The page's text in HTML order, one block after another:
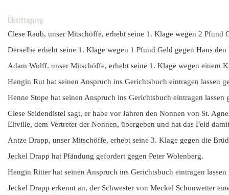
Übertragung
Clese Raub, unser Mitschöffe, erhebt seine 1. Klage wegen 2 Pfund
Derselbe erhebt seine 1. Klage wegen 1 Pfund Geld gegen Hans
Adam Wolff, unser Mitschöffe, erhebt seine 1. Klage wegen einem
Hengin Rut hat seinen Anspruch ins Gerichtsbuch eintragen lassen
Henne Stope hat seinen Anspruch ins Gerichtsbuch eintragen lassen
Clese Seidendistel sagt, er habe vor Jahren den Nonnen von St.
Eltville, dem Vertreter der Nonnen, übergeben und hat das Feld
Antze Drapp, unser Mitschöffe, erhebt seine 3. Klage gegen die
Jeckel Drapp hat Pfändung gefordert gegen Peter Wolenberg.
Hengin Ritter hat seinen Anspruch ins Gerichtsbuch eintragen
Jeckel Drapp erkennt an, der Schwester von Meckel Schonwetter